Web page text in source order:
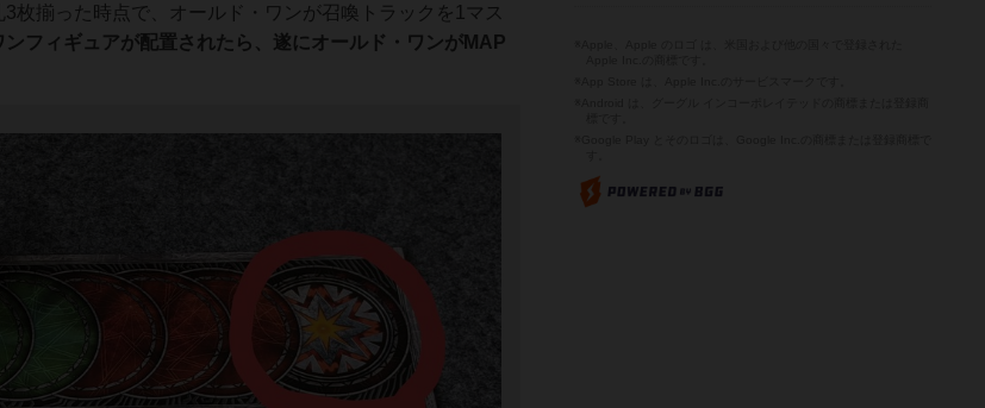
枚揃った時点で、オールド・ワンが召喚トラックを1マス
フィギュアが配置されたら、遂にオールド・ワンがMAP